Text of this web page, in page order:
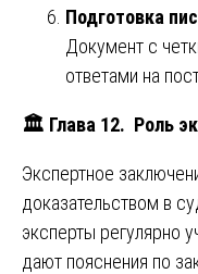
Подготовка
Документ с
ответами на
🏛 Глава 12. Роль
Экспертное
доказательством в
эксперты регулярно
дают пояснения по